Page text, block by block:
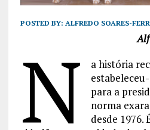
POSTED BY: ALFREDO SOARES-
N
a história
para a
norma
desde 1976.